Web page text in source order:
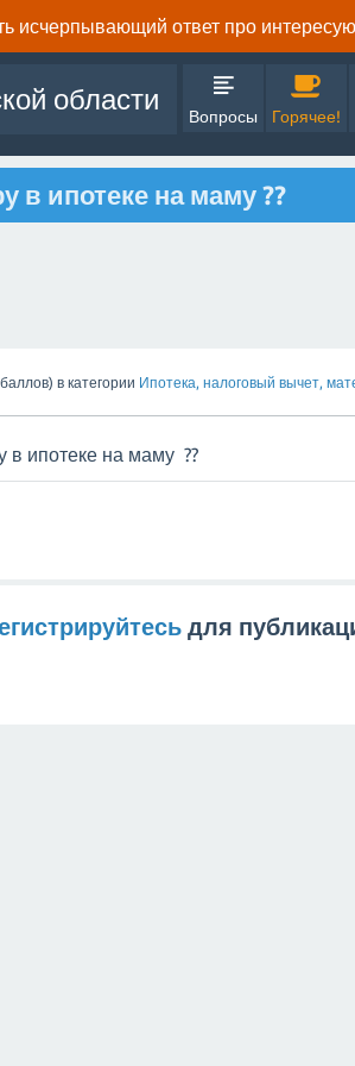
исчерпывающий ответ про
области
Вопросы Горячее!
в ипотеке на маму ??
баллов) в категории Ипотека, налоговый вычет,
в ипотеке на маму ??
для